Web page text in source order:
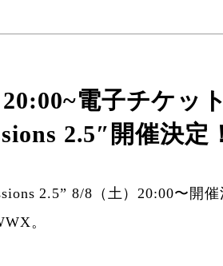
電子チケッ
2.5″開催決定
2.5” 8/8（土）20:00〜開
。